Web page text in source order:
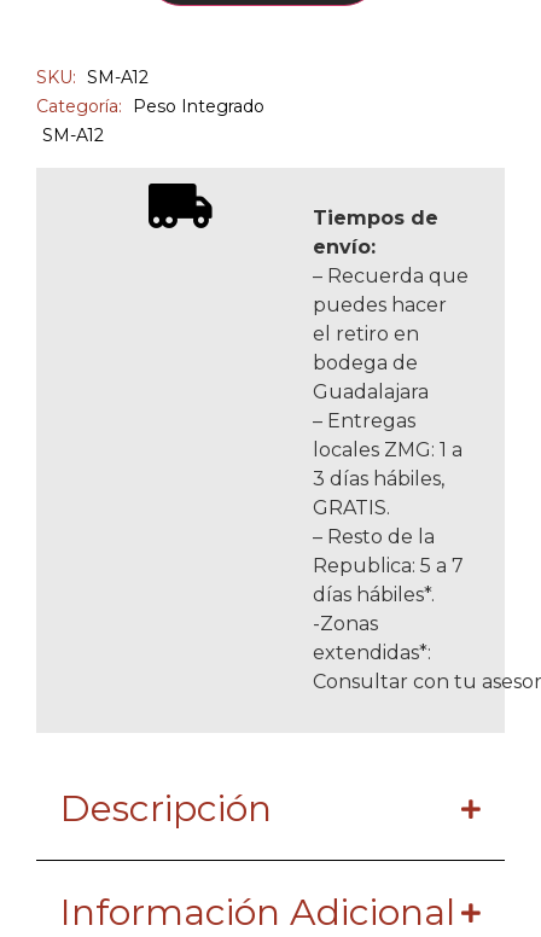
SKU: SM-A12
Categoría:
Peso Integrado
SM-A12
Tiempos de
envío:
– Recuerda que
puedes hacer
el retiro en
bodega de
Guadalajara
– Entregas
locales ZMG: 1 a
3 días hábiles,
GRATIS.
– Resto de la
Republica: 5 a 7
días hábiles*.
-Zonas
extendidas*:
Consultar con tu
Descripción
Información Adicional